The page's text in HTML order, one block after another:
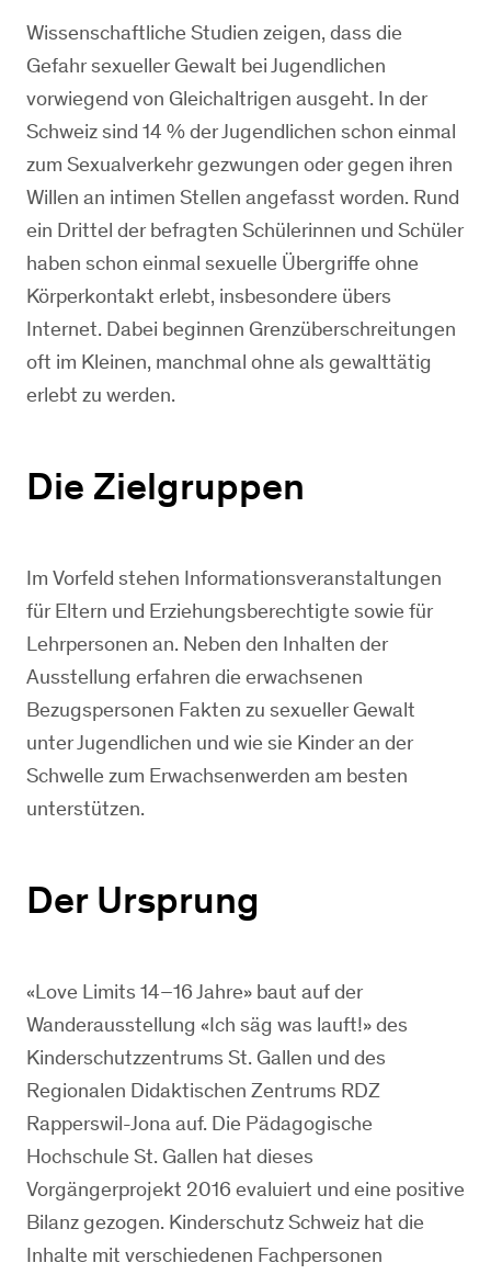
Wissenschaftliche Studien zeigen, dass die
Gefahr sexueller Gewalt bei Jugendlichen
vorwiegend von Gleichaltrigen ausgeht. In der
Schweiz sind 14 % der Jugendlichen schon einmal
zum Sexualverkehr gezwungen oder gegen ihren
Willen an intimen Stellen angefasst worden. Rund
ein Drittel der befragten Schülerinnen und Schüler
haben schon einmal sexuelle Übergriffe ohne
Körperkontakt erlebt, insbesondere übers
Internet. Dabei beginnen Grenzüberschreitungen
oft im Kleinen, manchmal ohne als gewalttätig
erlebt zu werden.
Die Zielgruppen
Im Vorfeld stehen Informationsveranstaltungen
für Eltern und Erziehungsberechtigte sowie für
Lehrpersonen an. Neben den Inhalten der
Ausstellung erfahren die erwachsenen
Bezugspersonen Fakten zu sexueller Gewalt
unter Jugendlichen und wie sie Kinder an der
Schwelle zum Erwachsenwerden am besten
unterstützen.
Der Ursprung
«Love Limits 14–16 Jahre» baut auf der
Wanderausstellung «Ich säg was lauft!» des
Kinderschutzzentrums St. Gallen und des
Regionalen Didaktischen Zentrums RDZ
Rapperswil-Jona auf. Die Pädagogische
Hochschule St. Gallen hat dieses
Vorgängerprojekt 2016 evaluiert und eine positive
Bilanz gezogen. Kinderschutz Schweiz hat die
Inhalte mit verschiedenen Fachpersonen